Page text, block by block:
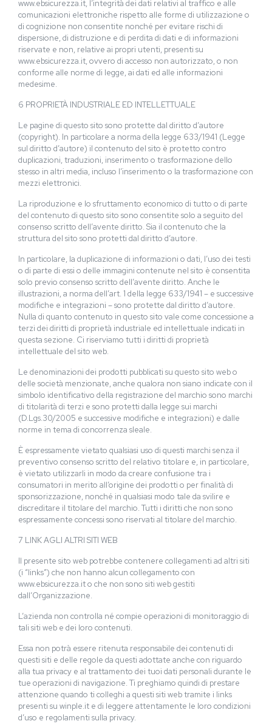
www.ebsicurezza.it, l’integrità dei dati relativi al traffico e alle
comunicazioni elettroniche rispetto alle forme di utilizzazione o
di cognizione non consentite nonché per evitare rischi di
dispersione, di distruzione e di perdita di dati e di informazioni
riservate e non, relative ai propri utenti, presenti su
www.ebsicurezza.it, ovvero di accesso non autorizzato, o non
conforme alle norme di legge, ai dati ed alle informazioni
medesime.
6 PROPRIETÀ INDUSTRIALE ED INTELLETTUALE
Le pagine di questo sito sono protette dal diritto d’autore
(copyright). In particolare a norma della legge 633/1941 (Legge
sul diritto d’autore) il contenuto del sito è protetto contro
duplicazioni, traduzioni, inserimento o trasformazione dello
stesso in altri media, incluso l’inserimento o la trasformazione con
mezzi elettronici.
La riproduzione e lo sfruttamento economico di tutto o di parte
del contenuto di questo sito sono consentite solo a seguito del
consenso scritto dell’avente diritto. Sia il contenuto che la
struttura del sito sono protetti dal diritto d’autore.
In particolare, la duplicazione di informazioni o dati, l’uso dei testi
o di parte di essi o delle immagini contenute nel sito è consentita
solo previo consenso scritto dell’avente diritto. Anche le
illustrazioni, a norma dell’art. 1 della legge 633/1941 – e successive
modifiche e integrazioni – sono protette dal diritto d’autore.
Nulla di quanto contenuto in questo sito vale come concessione a
terzi dei diritti di proprietà industriale ed intellettuale indicati in
questa sezione. Ci riserviamo tutti i diritti di proprietà
intellettuale del sito web.
Le denominazioni dei prodotti pubblicati su questo sito web o
delle società menzionate, anche qualora non siano indicate con il
simbolo identificativo della registrazione del marchio sono marchi
di titolarità di terzi e sono protetti dalla legge sui marchi
(D.Lgs.30/2005 e successive modifiche e integrazioni) e dalle
norme in tema di concorrenza sleale.
È espressamente vietato qualsiasi uso di questi marchi senza il
preventivo consenso scritto del relativo titolare e, in particolare,
è vietato utilizzarli in modo da creare confusione tra i
consumatori in merito all’origine dei prodotti o per finalità di
sponsorizzazione, nonché in qualsiasi modo tale da svilire e
discreditare il titolare del marchio. Tutti i diritti che non sono
espressamente concessi sono riservati al titolare del marchio.
7 LINK AGLI ALTRI SITI WEB
Il presente sito web potrebbe contenere collegamenti ad altri siti
(i “links”) che non hanno alcun collegamento con
www.ebsicurezza.it o che non sono siti web gestiti
dall’Organizzazione.
L’azienda non controlla né compie operazioni di monitoraggio di
tali siti web e dei loro contenuti.
Essa non potrà essere ritenuta responsabile dei contenuti di
questi siti e delle regole da questi adottate anche con riguardo
alla tua privacy e al trattamento dei tuoi dati personali durante le
tue operazioni di navigazione. Ti preghiamo quindi di prestare
attenzione quando ti colleghi a questi siti web tramite i links
presenti su winple.it e di leggere attentamente le loro condizioni
d’uso e regolamenti sulla privacy.